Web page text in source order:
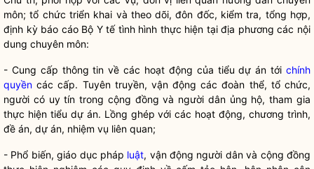
môn; tổ chức triển khai và theo dõi, đôn đốc, kiểm tra, tổng hợp,
định kỳ báo cáo Bộ Y tế tình hình thực hiện tại địa phương các nội
dung chuyên môn:
- Cung cấp thông tin về các hoạt động của tiểu dự án tới chính
quyền các cấp. Tuyên truyền, vận động các đoàn thể, tổ chức,
người có uy tín trong cộng đồng và người dân ủng hộ, tham gia
thực hiện tiểu dự án. Lồng ghép với các hoạt động, chương trình,
đề án, dự án, nhiệm vụ liên quan;
- Phổ biến, giáo dục pháp luật, vận động người dân và cộng đồng